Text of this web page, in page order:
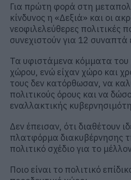
Για πρώτη φορά στη
κίνδυνος η «Δεξιά» και οι
νεοφιλελεύθερες πολιτικές
συνεχιστούν για 12 συναπτά
Τα υφιστάμενα κόμματα του
χώρου, ενώ είχαν χώρο και
τους δεν κατόρθωσαν, να
πολιτικούς όρους και να
εναλλακτικής
Δεν έπεισαν, ότι διαθέτουν
πλατφόρμα διακυβέρνησης
πολιτικό σχέδιο για το
Ποιο είναι το πολιτικό